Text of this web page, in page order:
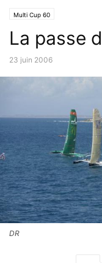
Multi Cup 60
La passe
23 juin 2006
DR